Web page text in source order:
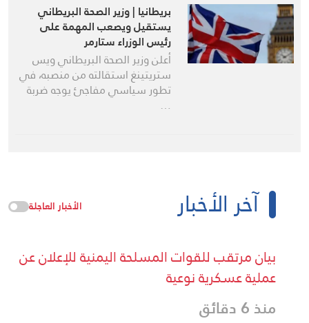
بريطانيا | وزير الصحة البريطاني
يستقيل ويصعب المهمة على
رئيس الوزراء ستارمر
أعلن وزير الصحة البريطاني ويس
ستريتينغ استقالته من منصبه، في
تطور سياسي مفاجئ يوجه ضربة
…
آخر الأخبار الأخبار العاجلة
بيان مرتقب للقوات المسلحة اليمنية للإعلان عن
عملية عسكرية نوعية
منذ 6 دقائق